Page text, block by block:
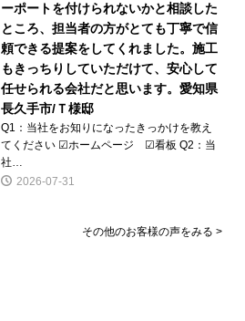
ーポートを付けられないかと相談した
ところ、担当者の方がとても丁寧で信
頼できる提案をしてくれました。施工
もきっちりしていただけて、安心して
任せられる会社だと思います。愛知県
長久手市/Ｔ様邸
Q1：当社をお知りになったきっかけを教え
てください ☑ホームページ ☑看板 Q2：当
社…
2026-07-31
その他のお客様の声をみる >